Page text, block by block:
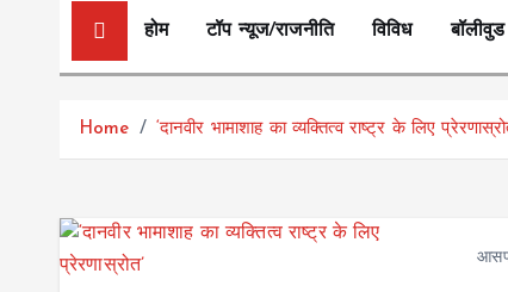
होम टॉप न्यूज/राजनीति विविध बॉलीवुड
Home ‘दानवीर भामाशाह का व्यक्तित्व राष्ट्र के लिए